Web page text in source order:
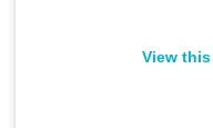
View